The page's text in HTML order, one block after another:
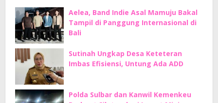
Aelea, Band Indie Asal Mamuju Bakal
Tampil di Panggung Internasional di
Bali
Sutinah Ungkap Desa Keteteran
Imbas Efisiensi, Untung Ada ADD
Polda Sulbar dan Kanwil Kemenkeu